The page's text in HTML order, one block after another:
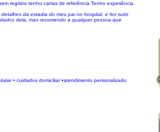
registro tenho cartas de referência Tenho experiência
da estadia do meu pai no hospital, e fez tudo
dela, mas recomendo a qualquer pessoa que
• cuidados domiciliar •atendimento personalizado